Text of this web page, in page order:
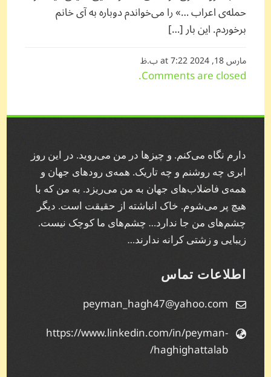
حمله‌ی اعراب …» را می‌خواندم دوباره به آی خانم
برخوردم. این بار […]
مارس 18, 2024 at 7:22 ب.ظ
Comments are closed.
دارم نگاه می‌کنم. و چیز‌ها در من می‌روید. در این روز
ابری چه روشنم و چه تاریک. همه‌ی رودهای جهان و
همه‌ی فاضلاب‌های جهان به من می‌ریزد. به من که با
هیچ پر می‌شوم. خاک انباشته از حقیقت است. دیگر
چشم‌های من جا ندارد… چشم‌های ما کوچک نیست.
زیبایی و زشتی کرانه ندارند…
اطلاعات تماس
peyman_hagh47@yahoo.com
https://www.linkedin.com/in/peyman-
haghighattalab/